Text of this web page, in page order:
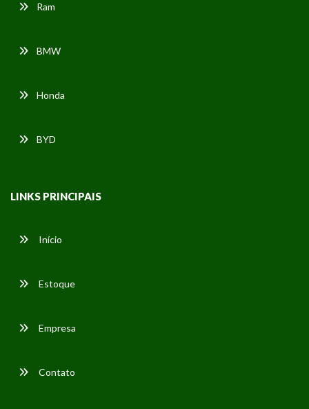
Ram
BMW
Honda
BYD
LINKS PRINCIPAIS
Início
Estoque
Empresa
Contato